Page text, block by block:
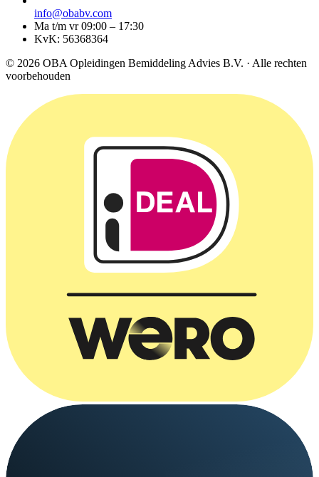
info@obabv.com
Ma t/m vr 09:00 – 17:30
KvK: 56368364
© 2026 OBA Opleidingen Bemiddeling Advies B.V. · Alle rechten
voorbehouden